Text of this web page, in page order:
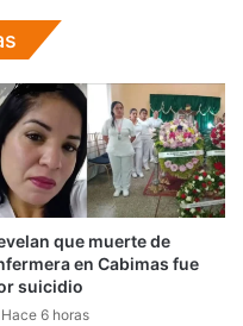
que muerte de
en Cabimas fue
suicidio
Hace 6 horas